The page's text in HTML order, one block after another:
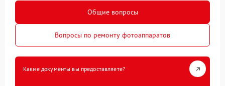
Общие вопросы
Вопросы по ремонту фотоаппаратов
Какие документы вы предоставляете?